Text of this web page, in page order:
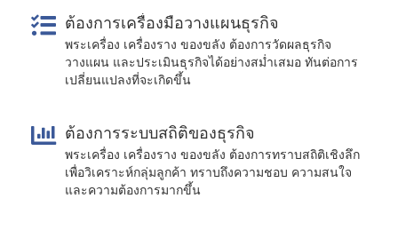
ต้องการเครื่องมือวางแผนธุรกิจ
พระเครื่อง เครื่องราง ของขลัง ต้องการวัดผลธุรกิจ
วางแผน และประเมินธุรกิจได้อย่างสม่ำเสมอ ทันต่อการ
เปลี่ยนแปลงที่จะเกิดขึ้น
ต้องการระบบสถิติของธุรกิจ
พระเครื่อง เครื่องราง ของขลัง ต้องการทราบสถิติเชิงลึก
เพื่อวิเคราะห์กลุ่มลูกค้า ทราบถึงความชอบ ความสนใจ
และความต้องการมากขึ้น